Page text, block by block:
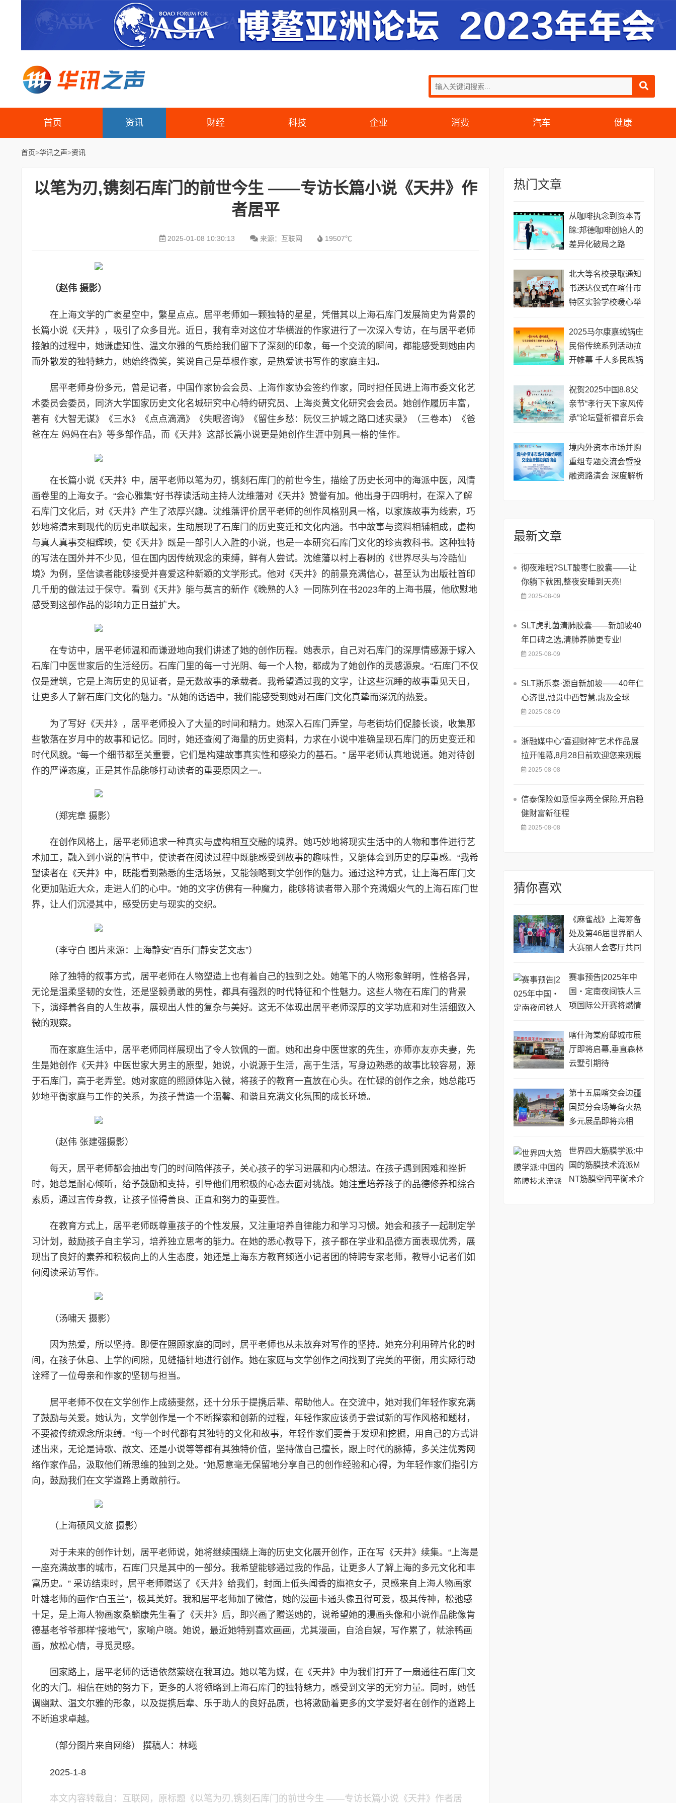
首页 资讯 财经 科技 企业 消费 汽车 健康
首页>华讯之声>资讯
以笔为刃,镌刻石库门的前世今生 ——专访长篇小说《天井》作
者居平
2025-01-08 10:30:13 来源：互联网 19507℃
（赵伟 摄影）
在上海文学的广袤星空中，繁星点点。居平老师如一颗独特的星星，凭借其以上海石库门发展简史为背景的
长篇小说《天井》，吸引了众多目光。近日，我有幸对这位才华横溢的作家进行了一次深入专访，在与居平老师
接触的过程中，她谦虚知性、温文尔雅的气质给我们留下了深刻的印象，每一个交流的瞬间，都能感受到她由内
而外散发的独特魅力，她始终微笑，笑说自己是草根作家，是热爱读书写作的家庭主妇。
居平老师身份多元，曾是记者，中国作家协会会员、上海作家协会签约作家，同时担任民进上海市委文化艺
术委员会委员，同济大学国家历史文化名城研究中心特约研究员、上海炎黄文化研究会会员。她创作履历丰富，
著有《大智无谋》《三水》《点点滴滴》《失眠咨询》《留住乡愁：阮仪三护城之路口述实录》（三卷本）《爸
爸在左 妈妈在右》等多部作品，而《天井》这部长篇小说更是她创作生涯中别具一格的佳作。
在长篇小说《天井》中，居平老师以笔为刃，镌刻石库门的前世今生，描绘了历史长河中的海派中医，风情
画卷里的上海女子。“会心雅集”好书荐读活动主持人沈维藩对《天井》赞誉有加。他出身于四明村，在深入了解
石库门文化后，对《天井》产生了浓厚兴趣。沈维藩评价居平老师的创作风格别具一格，以家族故事为线索，巧
妙地将清末到现代的历史串联起来，生动展现了石库门的历史变迁和文化内涵。书中故事与资料相辅相成，虚构
与真人真事交相辉映，使《天井》既是一部引人入胜的小说，也是一本研究石库门文化的珍贵教科书。这种独特
的写法在国外并不少见，但在国内因传统观念的束缚，鲜有人尝试。沈维藩以村上春树的《世界尽头与冷酷仙
境》为例，坚信读者能够接受并喜爱这种新颖的文学形式。他对《天井》的前景充满信心，甚至认为出版社首印
几千册的做法过于保守。看到《天井》能与莫言的新作《晚熟的人》一同陈列在书2023年的上海书展，他欣慰地
感受到这部作品的影响力正日益扩大。
在专访中，居平老师温和而谦逊地向我们讲述了她的创作历程。她表示，自己对石库门的深厚情感源于嫁入
石库门中医世家后的生活经历。石库门里的每一寸光阴、每一个人物，都成为了她创作的灵感源泉。“石库门不仅
仅是建筑，它是上海历史的见证者，是无数故事的承载者。我希望通过我的文字，让这些沉睡的故事重见天日，
让更多人了解石库门文化的魅力。”从她的话语中，我们能感受到她对石库门文化真挚而深沉的热爱。
为了写好《天井》，居平老师投入了大量的时间和精力。她深入石库门弄堂，与老街坊们促膝长谈，收集那
些散落在岁月中的故事和记忆。同时，她还查阅了海量的历史资料，力求在小说中准确呈现石库门的历史变迁和
时代风貌。“每一个细节都至关重要，它们是构建故事真实性和感染力的基石。” 居平老师认真地说道。她对待创
作的严谨态度，正是其作品能够打动读者的重要原因之一。
（郑宪章 摄影）
在创作风格上，居平老师追求一种真实与虚构相互交融的境界。她巧妙地将现实生活中的人物和事件进行艺
术加工，融入到小说的情节中，使读者在阅读过程中既能感受到故事的趣味性，又能体会到历史的厚重感。“我希
望读者在《天井》中，既能看到熟悉的生活场景，又能领略到文学创作的魅力。通过这种方式，让上海石库门文
化更加贴近大众，走进人们的心中。”她的文字仿佛有一种魔力，能够将读者带入那个充满烟火气的上海石库门世
界，让人们沉浸其中，感受历史与现实的交织。
（李守白 图片来源：上海静安“百乐门静安艺文志”）
除了独特的叙事方式，居平老师在人物塑造上也有着自己的独到之处。她笔下的人物形象鲜明，性格各异，
无论是温柔坚韧的女性，还是坚毅勇敢的男性，都具有强烈的时代特征和个性魅力。这些人物在石库门的背景
下，演绎着各自的人生故事，展现出人性的复杂与美好。这无不体现出居平老师深厚的文学功底和对生活细致入
微的观察。
而在家庭生活中，居平老师同样展现出了令人钦佩的一面。她和出身中医世家的先生，亦师亦友亦夫妻，先
生是她创作《天井》中医世家大男主的原型，她说，小说源于生活，高于生活，写身边熟悉的故事比较容易，源
于石库门，高于老弄堂。她对家庭的照顾体贴入微，将孩子的教育一直放在心头。在忙碌的创作之余，她总能巧
妙地平衡家庭与工作的关系，为孩子营造一个温馨、和谐且充满文化氛围的成长环境。
（赵伟 张建强摄影）
每天，居平老师都会抽出专门的时间陪伴孩子，关心孩子的学习进展和内心想法。在孩子遇到困难和挫折
时，她总是耐心倾听，给予鼓励和支持，引导他们用积极的心态去面对挑战。她注重培养孩子的品德修养和综合
素质，通过言传身教，让孩子懂得善良、正直和努力的重要性。
在教育方式上，居平老师既尊重孩子的个性发展，又注重培养自律能力和学习习惯。她会和孩子一起制定学
习计划，鼓励孩子自主学习，培养独立思考的能力。在她的悉心教导下，孩子都在学业和品德方面表现优秀，展
现出了良好的素养和积极向上的人生态度，她还是上海东方教育频道小记者团的特聘专家老师，教导小记者们如
何阅读采访写作。
（汤啸天 摄影）
因为热爱，所以坚持。即便在照顾家庭的同时，居平老师也从未放弃对写作的坚持。她充分利用碎片化的时
间，在孩子休息、上学的间隙，见缝插针地进行创作。她在家庭与文学创作之间找到了完美的平衡，用实际行动
诠释了一位母亲和作家的坚韧与担当。
居平老师不仅在文学创作上成绩斐然，还十分乐于提携后辈、帮助他人。在交流中，她对我们年轻作家充满
了鼓励与关爱。她认为，文学创作是一个不断探索和创新的过程，年轻作家应该勇于尝试新的写作风格和题材，
不要被传统观念所束缚。“每一个时代都有其独特的文化和故事，年轻作家们要善于发现和挖掘，用自己的方式讲
述出来，无论是诗歌、散文、还是小说等等都有其独特价值，坚持做自己擅长，跟上时代的脉搏，多关注优秀网
络作家作品，汲取他们新思维的独到之处。”她愿意毫无保留地分享自己的创作经验和心得，为年轻作家们指引方
向，鼓励我们在文学道路上勇敢前行。
（上海硕风文旅 摄影）
对于未来的创作计划，居平老师说，她将继续围绕上海的历史文化展开创作，正在写《天井》续集。“上海是
一座充满故事的城市，石库门只是其中的一部分。我希望能够通过我的作品，让更多人了解上海的多元文化和丰
富历史。” 采访结束时，居平老师赠送了《天井》给我们，封面上低头闻香的旗袍女子，灵感来自上海人物画家
叶雄老师的画作“白玉兰“，极其美好。我和居平老师加了微信，她的漫画卡通头像丑得可爱，极其传神，松弛感
十足，是上海人物画家桑麟康先生看了《天井》后，即兴画了赠送她的，说希望她的漫画头像和小说作品能像肯
德基老爷爷那样“接地气”，家喻户晓。她说，最近她特别喜欢画画，尤其漫画，自洽自娱，写作累了，就涂鸭画
画，放松心情，寻觅灵感。
回家路上，居平老师的话语依然萦绕在我耳边。她以笔为媒，在《天井》中为我们打开了一扇通往石库门文
化的大门。相信在她的努力下，更多的人将领略到上海石库门的独特魅力，感受到文学的无穷力量。同时，她低
调幽默、温文尔雅的形象，以及提携后辈、乐于助人的良好品质，也将激励着更多的文学爱好者在创作的道路上
不断追求卓越。
（部分图片来自网络） 撰稿人：林曦
2025-1-8
本文内容转载自：互联网，原标题《以笔为刃,镌刻石库门的前世今生 ——专访长篇小说《天井》作者居
热门文章
从咖啡执念到资本青
睐:邦德咖啡创始人的
差异化破局之路
北大等名校录取通知
书送达仪式在喀什市
特区实验学校暖心举
2025马尔康嘉绒锅庄
民俗传统系列活动拉
开帷幕 千人多民族锅
城”
祝贺2025中国8.8父
亲节“孝行天下家风传
承”论坛暨祈福音乐会
境内外资本市场并购
重组专题交流会暨投
融资路演会 深度解析
最新文章
彻夜难眠?SLT酸枣仁胶囊——让
你躺下就困,整夜安睡到天亮!
2025-08-09
SLT虎乳菌清肺胶囊——新加坡40
年口碑之选,清肺养肺更专业!
2025-08-09
SLT斯乐泰·源自新加坡——40年仁
心济世,融贯中西智慧,惠及全球
2025-08-09
浙融媒中心“喜迎财神”艺术作品展
拉开帷幕,8月28日前欢迎您来观展
2025-08-08
信泰保险如意恒享两全保险,开启稳
健财富新征程
2025-08-08
猜你喜欢
《麻雀战》上海筹备
处及第46届世界丽人
大赛丽人会客厅共同
赛事预告|2025年中
国・定南夜间铁人三
项国际公开赛将燃情
喀什海棠府邸城市展
厅即将启幕,垂直森林
云墅引期待
第十五届喀交会边疆
国贸分会场筹备火热
多元展品即将亮相
世界四大筋膜学派:中
国的筋膜技术流派M
NT筋膜空间平衡术介